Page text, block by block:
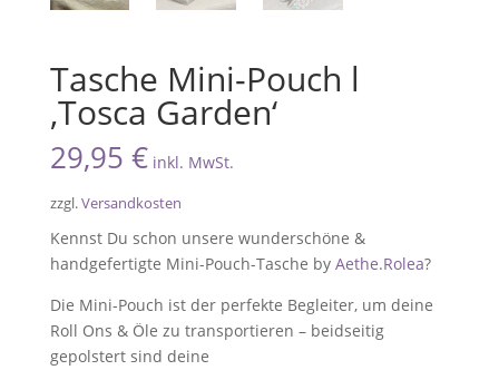
Tasche Mini-Pouch l
‚Tosca Garden‘
29,95 € inkl. MwSt.
zzgl.Versandkosten
Kennst Du schon unsere wunderschöne &
handgefertigte Mini-Pouch-Tasche by Aethe.Rolea?
Die Mini-Pouch ist der perfekte Begleiter, um deine
Roll Ons & Öle zu transportieren – beidseitig
gepolstert sind deine